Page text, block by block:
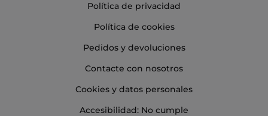
Política de privacidad
Política de cookies
Pedidos y devoluciones
Contacte con nosotros
Cookies y datos personales
Accesibilidad: No cumple